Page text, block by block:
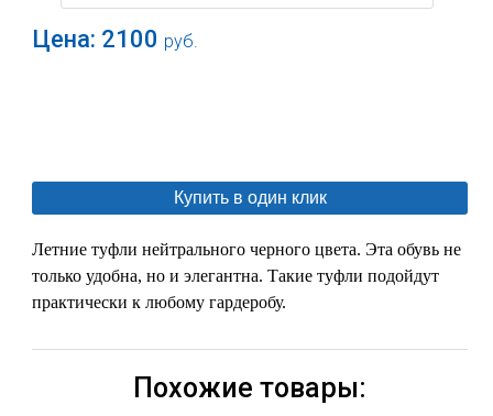
Цена: 2100 руб.
Купить в один клик
Летние туфли нейтрального черного цвета. Эта обувь не
только удобна, но и элегантна. Такие туфли подойдут
практически к любому гардеробу.
Похожие товары: